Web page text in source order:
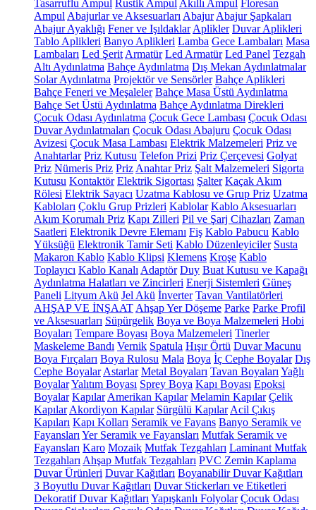
Tasarruflu Ampul Rustik Ampul Akıllı Ampul Floresan
Ampul Abajurlar ve Aksesuarları Abajur Abajur Şapkaları
Abajur Ayaklığı Fener ve Işıldaklar Aplikler Duvar Aplikleri
Tablo Aplikleri Banyo Aplikleri Lamba Gece Lambaları Masa
Lambaları Led Şerit Armatür Led Armatür Led Panel Tezgah
Altı Aydınlatma Bahçe Aydınlatma Dış Mekan Aydınlatmalar
Solar Aydınlatma Projektör ve Sensörler Bahçe Aplikleri
Bahçe Feneri ve Meşaleler Bahçe Masa Üstü Aydınlatma
Bahçe Set Üstü Aydınlatma Bahçe Aydınlatma Direkleri
Çocuk Odası Aydınlatma Çocuk Gece Lambası Çocuk Odası
Duvar Aydınlatmaları Çocuk Odası Abajuru Çocuk Odası
Avizesi Çocuk Masa Lambası Elektrik Malzemeleri Priz ve
Anahtarlar Priz Kutusu Telefon Prizi Priz Çerçevesi Golyat
Priz Nümeris Priz Priz Anahtar Priz Şalt Malzemeleri Sigorta
Kutusu Kontaktör Elektrik Sigortası Şalter Kaçak Akım
Rölesi Elektrik Sayacı Uzatma Kablosu ve Grup Priz Uzatma
Kabloları Çoklu Grup Prizleri Kablolar Kablo Aksesuarları
Akım Korumalı Priz Kapı Zilleri Pil ve Şarj Cihazları Zaman
Saatleri Elektronik Devre Elemanı Fiş Kablo Pabucu Kablo
Yüksüğü Elektronik Tamir Seti Kablo Düzenleyiciler Susta
Makaron Kablo Kablo Klipsi Klemens Kroşe Kablo
Toplayıcı Kablo Kanalı Adaptör Duy Buat Kutusu ve Kapağı
Aydınlatma Halatları ve Zincirleri Enerji Sistemleri Güneş
Paneli Lityum Akü Jel Akü İnverter Tavan Vantilatörleri
AHŞAP VE İNŞAAT Ahşap Yer Döşeme Parke Parke Profil
ve Aksesuarları Süpürgelik Boya ve Boya Malzemeleri Hobi
Boyaları Tempare Boyası Boya Malzemeleri Tinerler
Maskeleme Bandı Vernik Spatula Hışır Örtü Duvar Macunu
Boya Fırçaları Boya Rulosu Mala Boya İç Cephe Boyalar Dış
Cephe Boyalar Astarlar Metal Boyaları Tavan Boyaları Yağlı
BoyalarYalıtım Boyası Sprey Boya Kapı Boyası Epoksi
Boyalar Kapılar Amerikan Kapılar Melamin Kapılar Çelik
Kapılar Akordiyon Kapılar Sürgülü Kapılar Acil Çıkış
Kapıları Kapı Kolları Seramik ve Fayans Banyo Seramik ve
Fayansları Yer Seramik ve Fayansları Mutfak Seramik ve
Fayansları Karo Mozaik Mutfak Tezgahları Laminant Mutfak
Tezgahları Ahşap Mutfak Tezgahları PVC Zemin Kaplama
Duvar Ürünleri Duvar Kağıtları Boyanabilir Duvar Kağıtları
3 Boyutlu Duvar Kağıtları Duvar Stickerları ve Etiketleri
Dekoratif Duvar Kağıtları Yapışkanlı Folyolar Çocuk Odası